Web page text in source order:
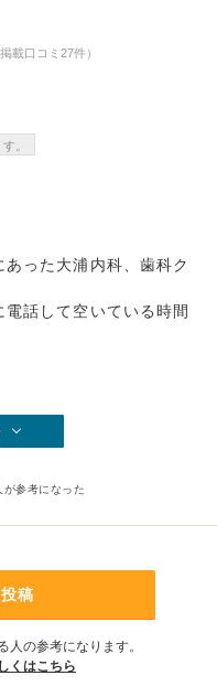
載口コミ27件）
。
った大浦内科、歯科ク
話して空いている時間
が参考になった
稿
の参考になります。
くはこちら